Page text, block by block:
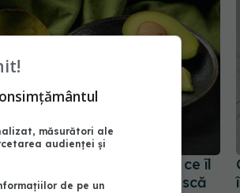
să pui pe avocado după ce îl
ca să nu se mai înnegrească
măsurători ale
audienței și
de pe un